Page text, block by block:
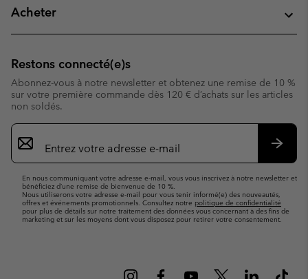
Acheter
Restons connecté(e)s
Abonnez-vous à notre newsletter et obtenez une remise de 10 %
sur votre première commande dès 120 € d’achats sur les articles
non soldés.
Inscription
par
e-
En nous communiquant votre adresse e-mail, vous vous inscrivez à notre newsletter et
bénéficiez d’une remise de bienvenue de 10 %.
Nous utiliserons votre adresse e-mail pour vous tenir informé(e) des nouveautés,
offres et événements promotionnels. Consultez notre politique de confidentialité
pour plus de détails sur notre traitement des données vous concernant à des fins de
marketing et sur les moyens dont vous disposez pour retirer votre consentement.